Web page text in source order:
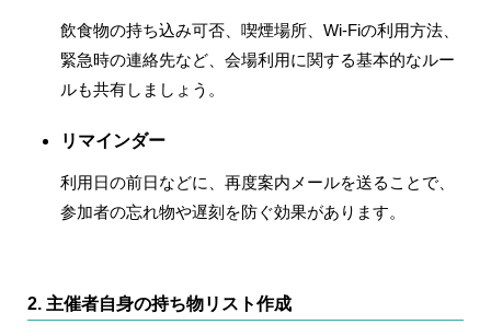
飲食物の持ち込み可否、喫煙場所、Wi-Fiの利用方法、
緊急時の連絡先など、会場利用に関する基本的なルー
ルも共有しましょう。
リマインダー
利用日の前日などに、再度案内メールを送ることで、
参加者の忘れ物や遅刻を防ぐ効果があります。
2. 主催者自身の持ち物リスト作成